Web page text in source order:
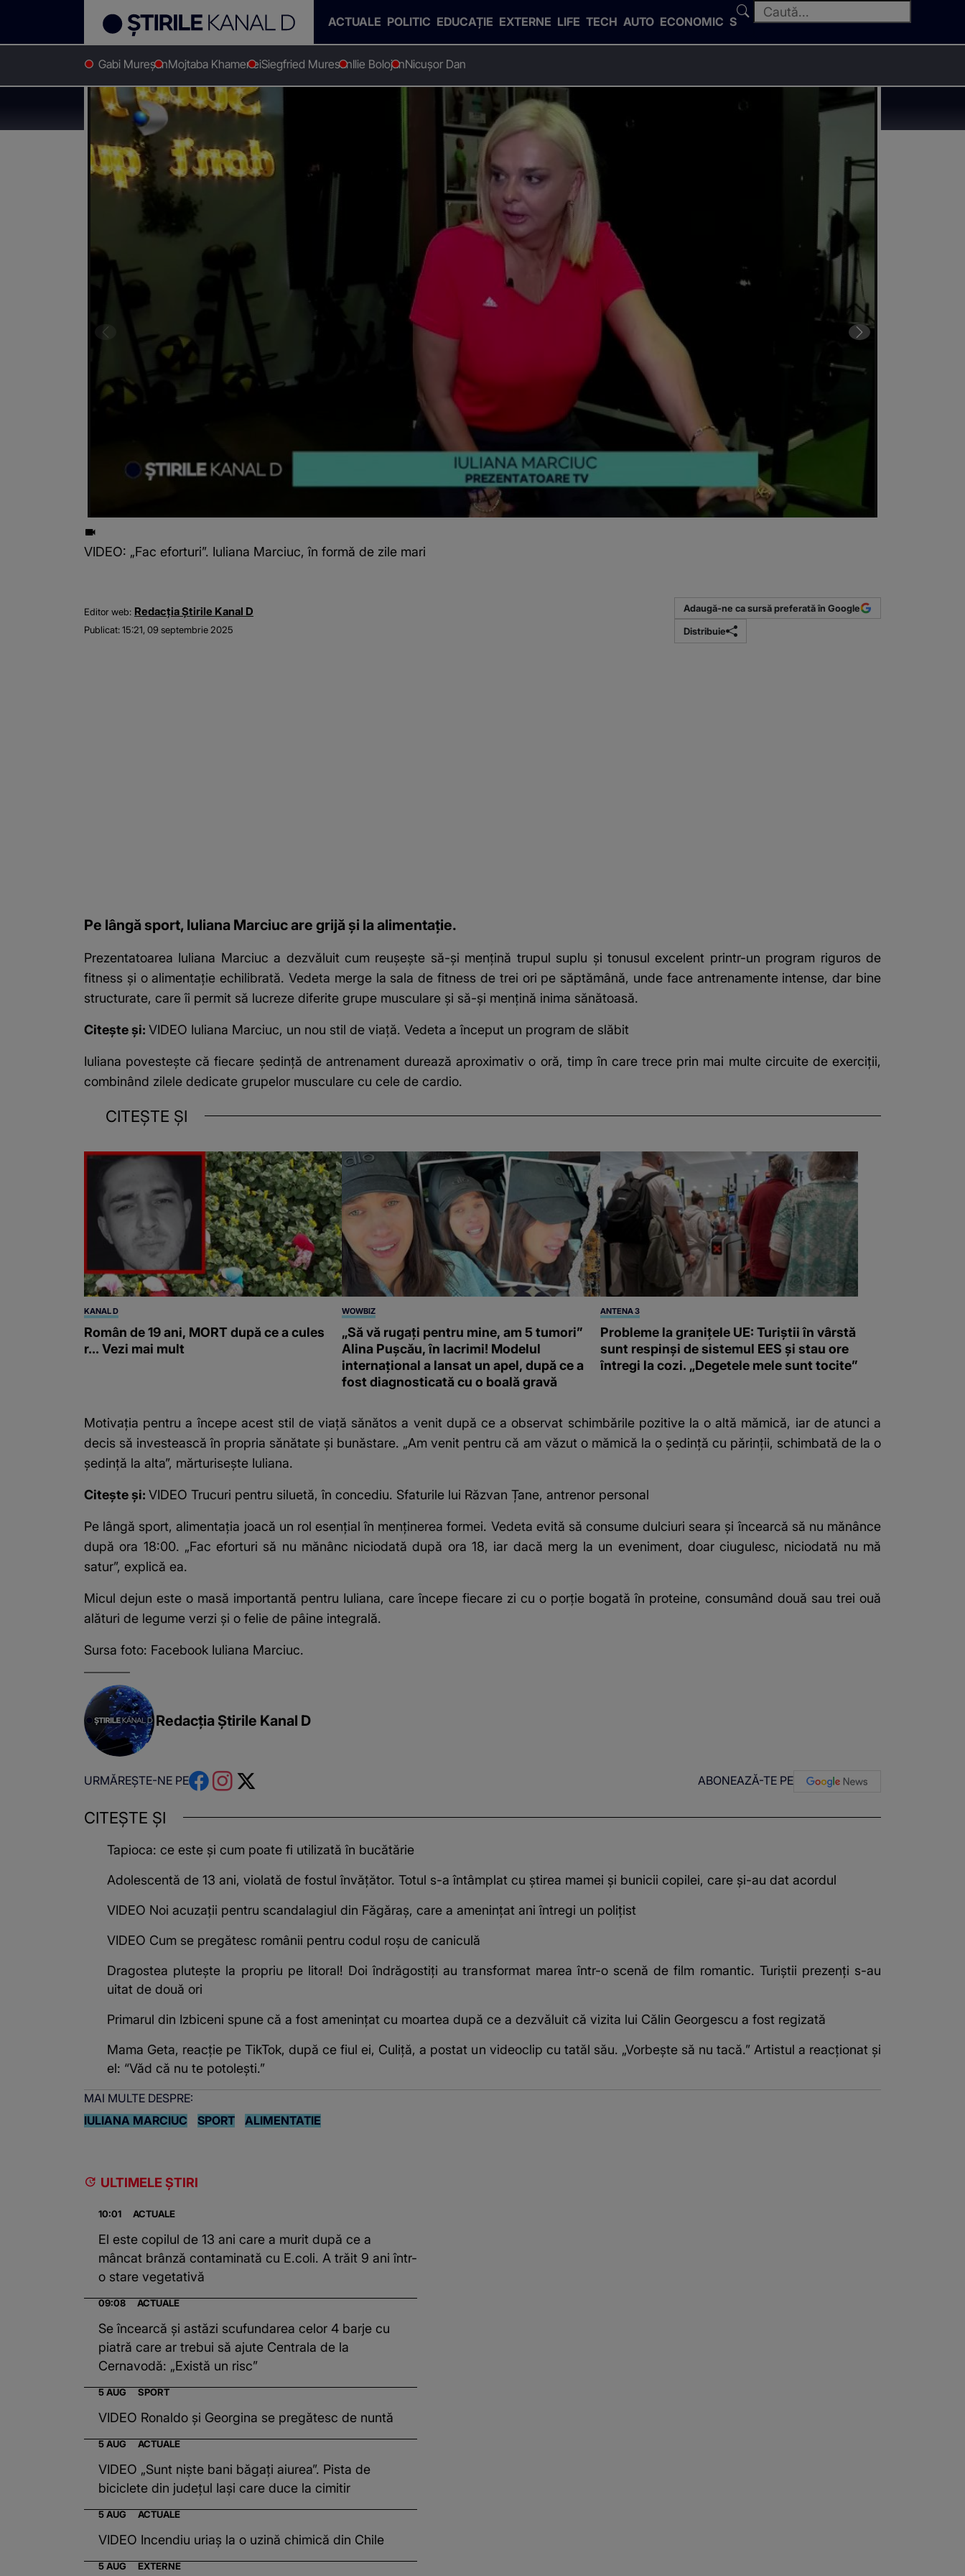
ACTUALE POLITIC EDUCAȚIE EXTERNE LIFE TECH AUTO ECONOMIC SPORT
Gabi MureșanMojtaba KhameneiSiegfried MuresanIlie BolojanNicușor Dan
Stirile Kanal D WOW VIDEO „Fac eforturi”. Iuliana Marciuc, în formă de zile mari
VIDEO „Fac eforturi”. Iuliana Marciuc, în formă de zile mari
VIDEO: „Fac eforturi”. Iuliana Marciuc, în formă de zile mari
Editor web: Redacția Știrile Kanal D
Publicat:15:21, 09 septembrie 2025
Adaugă-ne ca sursă preferată în Google
Distribuie
Pe lângă sport, Iuliana Marciuc are grijă și la alimentație.
Prezentatoarea Iuliana Marciuc a dezvăluit cum reușește să-și mențină trupul suplu și tonusul excelent printr-un program riguros de
fitness și o alimentație echilibrată. Vedeta merge la sala de fitness de trei ori pe săptămână, unde face antrenamente intense, dar bine
structurate, care îi permit să lucreze diferite grupe musculare și să-și mențină inima sănătoasă.
Citește și: VIDEO Iuliana Marciuc, un nou stil de viață. Vedeta a început un program de slăbit
Iuliana povestește că fiecare ședință de antrenament durează aproximativ o oră, timp în care trece prin mai multe circuite de exerciții,
combinând zilele dedicate grupelor musculare cu cele de cardio.
CITEȘTE ȘI
KANAL D
Român de 19 ani, MORT după ce a cules
r... Vezi mai mult
WOWBIZ
„Să vă rugați pentru mine, am 5 tumori”
Alina Pușcău, în lacrimi! Modelul
internațional a lansat un apel, după ce a
fost diagnosticată cu o boală gravă
ANTENA 3
Probleme la granițele UE: Turiștii în vârstă
sunt respinși de sistemul EES și stau ore
întregi la cozi. „Degetele mele sunt tocite”
Motivația pentru a începe acest stil de viață sănătos a venit după ce a observat schimbările pozitive la o altă mămică, iar de atunci a
decis să investească în propria sănătate și bunăstare. „Am venit pentru că am văzut o mămică la o ședință cu părinții, schimbată de la o
ședință la alta”, mărturisește Iuliana.
Citește și: VIDEO Trucuri pentru siluetă, în concediu. Sfaturile lui Răzvan Țane, antrenor personal
Pe lângă sport, alimentația joacă un rol esențial în menținerea formei. Vedeta evită să consume dulciuri seara și încearcă să nu mănânce
după ora 18:00. „Fac eforturi să nu mănânc niciodată după ora 18, iar dacă merg la un eveniment, doar ciugulesc, niciodată nu mă
satur”, explică ea.
Micul dejun este o masă importantă pentru Iuliana, care începe fiecare zi cu o porție bogată în proteine, consumând două sau trei ouă
alături de legume verzi și o felie de pâine integrală.
Sursa foto: Facebook Iuliana Marciuc.
Redacția Știrile Kanal D
URMĂREȘTE-NE PE ABONEAZĂ-TE PE
CITEȘTE ȘI
Tapioca: ce este și cum poate fi utilizată în bucătărie
Adolescentă de 13 ani, violată de fostul învățător. Totul s-a întâmplat cu știrea mamei și bunicii copilei, care și-au dat acordul
VIDEO Noi acuzații pentru scandalagiul din Făgăraș, care a amenințat ani întregi un polițist
VIDEO Cum se pregătesc românii pentru codul roșu de caniculă
Dragostea plutește la propriu pe litoral! Doi îndrăgostiți au transformat marea într-o scenă de film romantic. Turiștii prezenți s-au
uitat de două ori
Primarul din Izbiceni spune că a fost amenințat cu moartea după ce a dezvăluit că vizita lui Călin Georgescu a fost regizată
Mama Geta, reacție pe TikTok, după ce fiul ei, Culiță, a postat un videoclip cu tatăl său. „Vorbește să nu tacă.” Artistul a reacționat și
el: “Văd că nu te potoleşti.”
MAI MULTE DESPRE:
IULIANA MARCIUC
SPORT ALIMENTATIE
ULTIMELE ȘTIRI
10:01 ACTUALE
El este copilul de 13 ani care a murit după ce a
mâncat brânză contaminată cu E.coli. A trăit 9 ani într-
o stare vegetativă
09:08 ACTUALE
Se încearcă și astăzi scufundarea celor 4 barje cu
piatră care ar trebui să ajute Centrala de la
Cernavodă: „Există un risc”
5 AUG SPORT
VIDEO Ronaldo și Georgina se pregătesc de nuntă
5 AUG ACTUALE
VIDEO „Sunt niște bani băgați aiurea”. Pista de
biciclete din județul Iași care duce la cimitir
5 AUG ACTUALE
VIDEO Incendiu uriaș la o uzină chimică din Chile
5 AUG EXTERNE